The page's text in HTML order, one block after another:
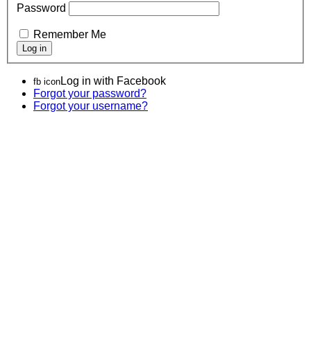
Password
Remember Me
fb iconLog in with Facebook
Forgot your password?
Forgot your username?